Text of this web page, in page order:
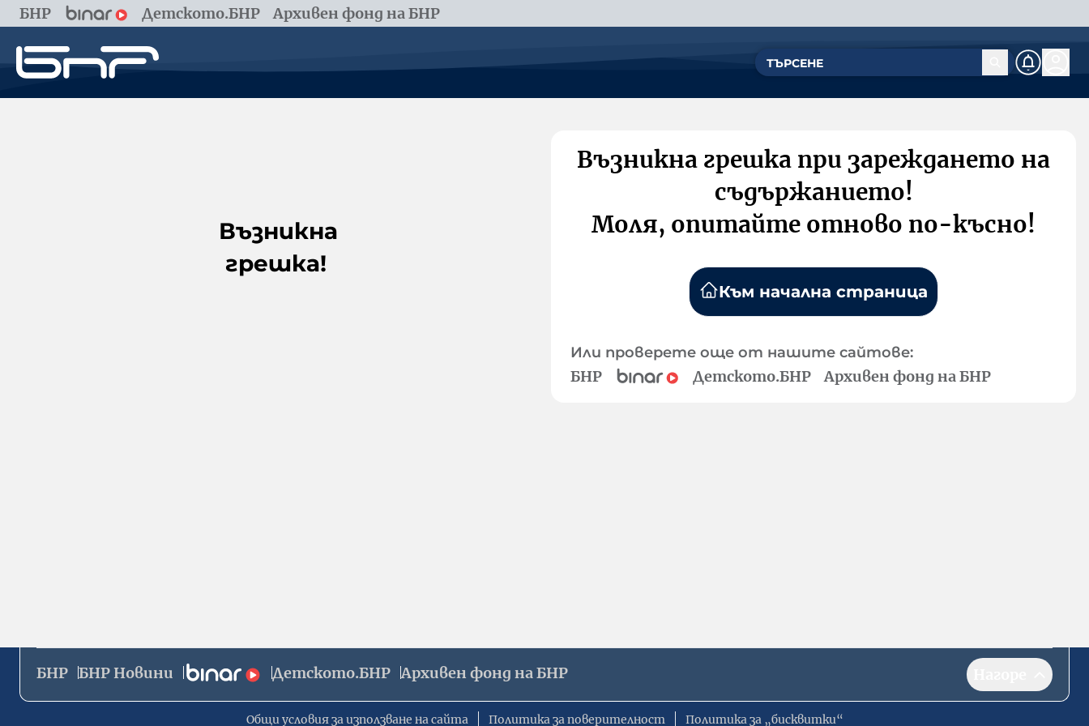
БНР Детското.БНР Архивен фонд на БНР
Възникна
грешка!
Възникна грешка при зареждането на
съдържанието!
Моля, опитайте отново по-късно!
Към начална страница
Или проверете още от нашите сайтове:
БНР Детското.БНР Архивен фонд на БНР
БНР БНР Новини Детското.БНР Архивен фонд на БНР
Общи условия за използване на сайта Политика за поверителност Политика за „бисквитки“